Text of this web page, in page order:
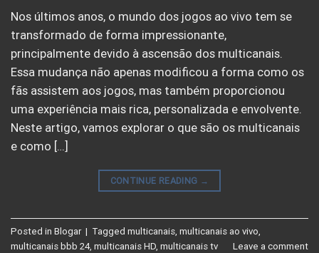
Nos últimos anos, o mundo dos jogos ao vivo tem se
transformado de forma impressionante,
principalmente devido à ascensão dos multicanais.
Essa mudança não apenas modificou a forma como os
fãs assistem aos jogos, mas também proporcionou
uma experiência mais rica, personalizada e envolvente.
Neste artigo, vamos explorar o que são os multicanais
e como […]
CONTINUE READING →
Posted in Blogar | Tagged multicanais, multicanais ao vivo,
multicanais bbb 24, multicanais HD, multicanais tv Leave a comment